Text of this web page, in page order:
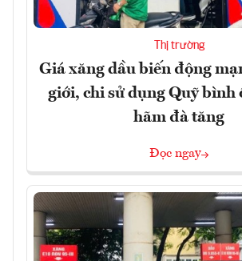
Thị trường
Giá xăng dầu biến động
giới, chi sử dụng Quỹ bình
hãm đà tăng
Đọc ngay